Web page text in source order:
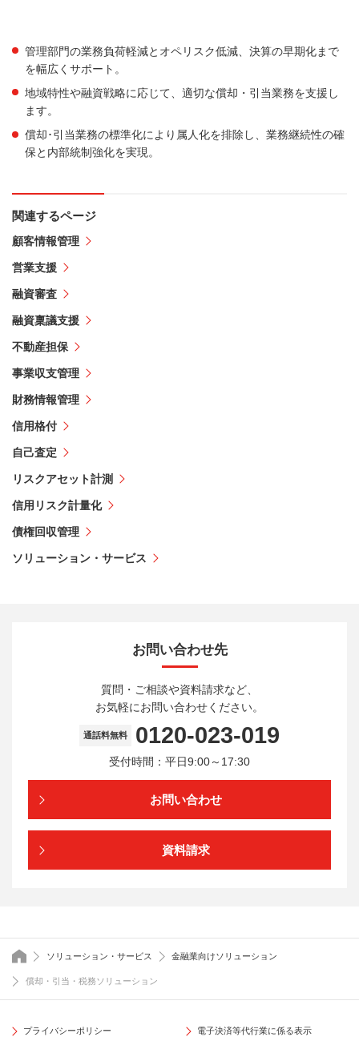
管理部門の業務負荷軽減とオペリスク低減、決算の早期化まで
を幅広くサポート。
地域特性や融資戦略に応じて、適切な償却・引当業務を支援し
ます。
償却･引当業務の標準化により属人化を排除し、業務継続性の確
保と内部統制強化を実現。
関連するページ
顧客情報管理
営業支援
融資審査
融資稟議支援
不動産担保
事業収支管理
財務情報管理
信用格付
自己査定
リスクアセット計測
信用リスク計量化
債権回収管理
ソリューション・サービス
お問い合わせ先
質問・ご相談や資料請求など、
お気軽にお問い合わせください。
通話料無料 0120-023-019
受付時間：平日9:00～17:30
お問い合わせ
資料請求
トップページ
ソリューション・サービス 金融業向けソリューション
償却・引当・税務ソリューション
プライバシーポリシー 電子決済等代行業に係る表示